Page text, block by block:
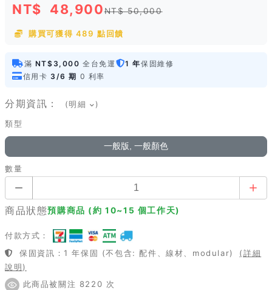
NT$ 48,900NT$ 50,000
購買可獲得 489 點回饋
滿 NT$3,000 全台免運 1 年保固維修
信用卡 3/6 期 0 利率
分期資訊： (明細 )
類型
一般版, 一般顏色
數量
商品狀態預購商品 (約 10~15 個工作天)
付款方式：
保固資訊：1 年保固 (不包含: 配件、線材、modular)
(詳細
說明)
此商品被關注 8220 次